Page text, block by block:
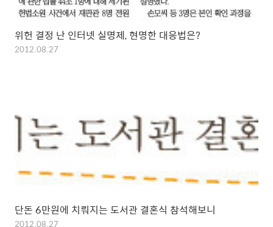
위헌 결정 난 인터넷 실명제, 현명한 대응법은?
2012.08.27
단돈 6만원에 치뤄지는 도서관 결혼식 참석해보니
2012.08.27